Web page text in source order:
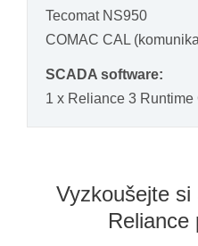
Tecomat NS950
COMAC CAL
SCADA software:
1 x Reliance 3 Runtime
Vyzkoušejte
Reliance